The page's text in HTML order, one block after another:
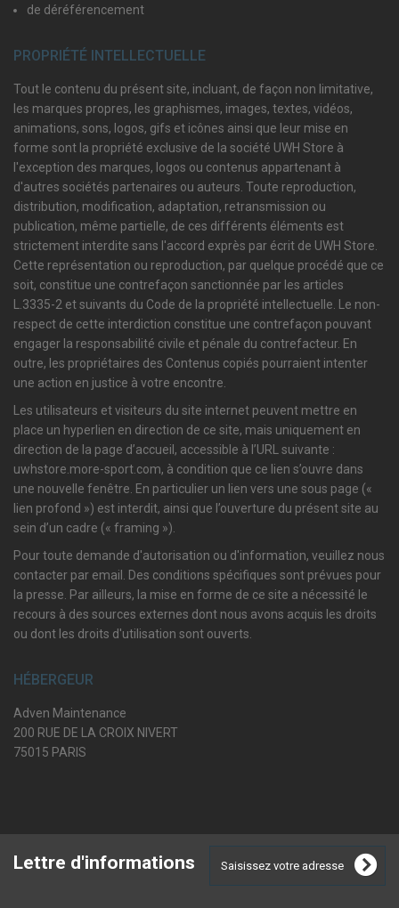
de déréférencement
PROPRIÉTÉ INTELLECTUELLE
Tout le contenu du présent site, incluant, de façon non limitative,
les marques propres, les graphismes, images, textes, vidéos,
animations, sons, logos, gifs et icônes ainsi que leur mise en
forme sont la propriété exclusive de la société UWH Store à
l'exception des marques, logos ou contenus appartenant à
d'autres sociétés partenaires ou auteurs. Toute reproduction,
distribution, modification, adaptation, retransmission ou
publication, même partielle, de ces différents éléments est
strictement interdite sans l'accord exprès par écrit de UWH Store.
Cette représentation ou reproduction, par quelque procédé que ce
soit, constitue une contrefaçon sanctionnée par les articles
L.3335-2 et suivants du Code de la propriété intellectuelle. Le non-
respect de cette interdiction constitue une contrefaçon pouvant
engager la responsabilité civile et pénale du contrefacteur. En
outre, les propriétaires des Contenus copiés pourraient intenter
une action en justice à votre encontre.
Les utilisateurs et visiteurs du site internet peuvent mettre en
place un hyperlien en direction de ce site, mais uniquement en
direction de la page d’accueil, accessible à l’URL suivante :
uwhstore.more-sport.com, à condition que ce lien s’ouvre dans
une nouvelle fenêtre. En particulier un lien vers une sous page («
lien profond ») est interdit, ainsi que l’ouverture du présent site au
sein d’un cadre (« framing »).
Pour toute demande d'autorisation ou d'information, veuillez nous
contacter par email. Des conditions spécifiques sont prévues pour
la presse. Par ailleurs, la mise en forme de ce site a nécessité le
recours à des sources externes dont nous avons acquis les droits
ou dont les droits d'utilisation sont ouverts.
HÉBERGEUR
Adven Maintenance
200 RUE DE LA CROIX NIVERT
75015 PARIS
Lettre d'informations